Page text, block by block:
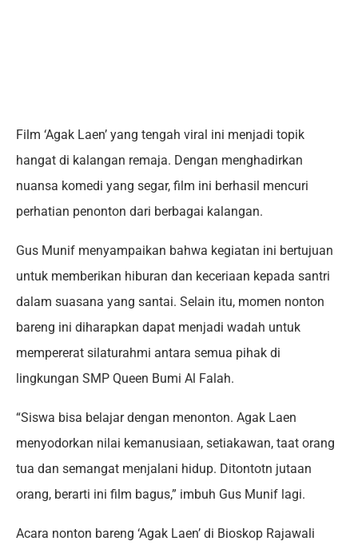
Film ‘Agak Laen’ yang tengah viral ini menjadi topik
hangat di kalangan remaja. Dengan menghadirkan
nuansa komedi yang segar, film ini berhasil mencuri
perhatian penonton dari berbagai kalangan.
Gus Munif menyampaikan bahwa kegiatan ini bertujuan
untuk memberikan hiburan dan keceriaan kepada santri
dalam suasana yang santai. Selain itu, momen nonton
bareng ini diharapkan dapat menjadi wadah untuk
mempererat silaturahmi antara semua pihak di
lingkungan SMP Queen Bumi Al Falah.
“Siswa bisa belajar dengan menonton. Agak Laen
menyodorkan nilai kemanusiaan, setiakawan, taat orang
tua dan semangat menjalani hidup. Ditontotn jutaan
orang, berarti ini film bagus,” imbuh Gus Munif lagi.
Acara nonton bareng ‘Agak Laen’ di Bioskop Rajawali